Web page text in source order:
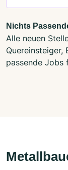
Nichts
Alle neuen
Quereinsteiger,
passende Jobs